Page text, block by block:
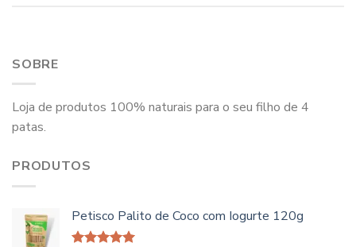
SOBRE
Loja de produtos 100% naturais para o seu filho de 4
patas.
PRODUTOS
Petisco Palito de Coco com Iogurte 120g